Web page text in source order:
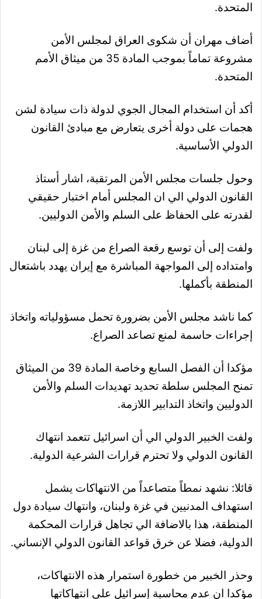
المتحدة.
أضاف مهران أن شكوى العراق لمجلس الأمن
مشروعة تماماً بموجب المادة 35 من ميثاق الأمم
المتحدة.
أكد أن استخدام المجال الجوي لدولة ذات سيادة لشن
هجمات على دولة أخرى يتعارض مع مبادئ القانون
الدولي الأساسية.
وحول جلسات مجلس الأمن المرتقبة، اشار أستاذ
القانون الدولي الي ان المجلس أمام اختبار حقيقي
لقدرته على الحفاظ على السلم والأمن الدوليين.
ولفت إلى أن توسع رقعة الصراع من غزة إلى لبنان
وامتداده إلى المواجهة المباشرة مع إيران يهدد باشتعال
المنطقة بأكملها.
كما ناشد مجلس الأمن بضرورة تحمل مسؤولياته واتخاذ
إجراءات حاسمة لمنع تصاعد الصراع.
مؤكدا أن الفصل السابع وخاصة المادة 39 من الميثاق
تمنح المجلس سلطة تحديد تهديدات السلم والأمن
الدوليين واتخاذ التدابير اللازمة.
ولفت الخبير الدولي الي أن اسرائيل تتعمد انتهاك
القانون الدولي ولا تحترم قرارات الشرعية الدولية.
قائلا: نشهد نمطاً متصاعداً من الانتهاكات يشمل
استهداف المدنيين في غزة ولبنان، وانتهاك سيادة دول
المنطقة، هذا بالاضافة الي تجاهل قرارات المحكمة
الدولية، فضلا عن خرق قواعد القانون الدولي الإنساني.
وحذر الخبير من خطورة استمرار هذه الانتهاكات،
مؤكدا ان عدم محاسبة إسرائيل على انتهاكاتها